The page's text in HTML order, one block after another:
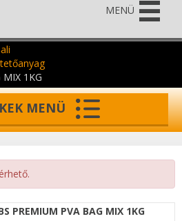
MENÜ
MIX 1KG
MENÜ
PREMIUM PVA BAG MIX 1KG